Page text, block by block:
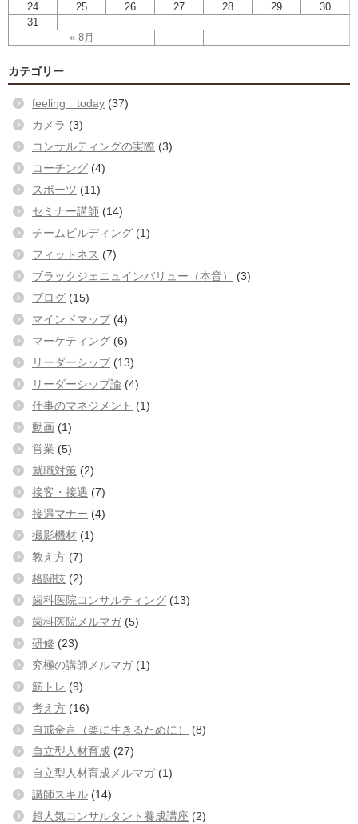
« 8月
24
25 26 27 28 29
30
31
カテゴリー
feeling today (37)
カメラ (3)
コンサルティングの実際 (3)
コーチング (4)
スポーツ (11)
セミナー講師 (14)
チームビルディング (1)
フィットネス (7)
ブラックジェニュインバリュー（本音）
(3)
ブログ (15)
マインドマップ(4)
マーケティング (6)
リーダーシップ(13)
リーダーシップ論 (4)
仕事のマネジメント (1)
動画 (1)
営業 (5)
就職対策 (2)
接客・接遇 (7)
接遇マナー (4)
撮影機材 (1)
教え方 (7)
格闘技 (2)
歯科医院コンサルティング (13)
歯科医院メルマガ (5)
研修 (23)
究極の講師メルマガ (1)
筋トレ (9)
考え方 (16)
自戒金言（楽に生きるために）
(8)
自立型人材育成 (27)
自立型人材育成メルマガ (1)
講師スキル (14)
超人気コンサルタント養成講座 (2)